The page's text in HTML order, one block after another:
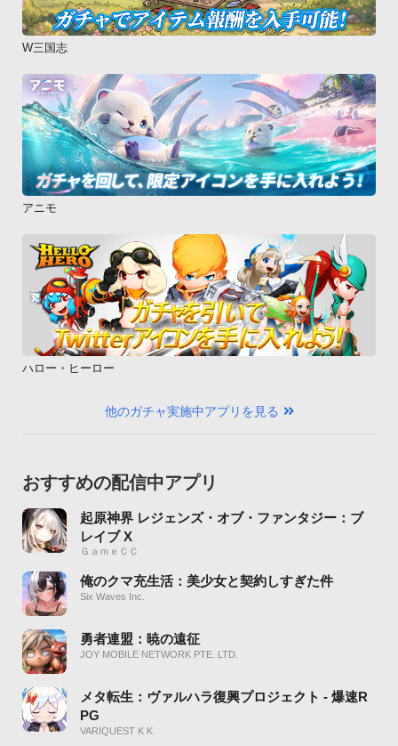
W三国志
アニモ
ハロー・ヒーロー
他のガチャ実施中アプリを見る
おすすめの配信中アプリ
起原神界 レジェンズ・オブ・ファンタジー：ブ
レイブ X
ＧａｍｅＣＣ
俺のクマ充生活：美少女と契約しすぎた件
Six Waves Inc.
勇者連盟：暁の遠征
JOY MOBILE NETWORK PTE. LTD.
メタ転生：ヴァルハラ復興プロジェクト - 爆速R
PG
VARIQUEST K K